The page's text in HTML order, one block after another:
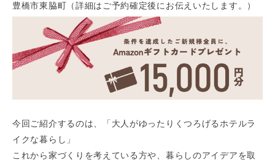
豊橋市東脇町（詳細はご予約確定後にお伝えいたします。）
今回ご紹介するのは、「大人がゆったりくつろげるホテルラ
イクな暮らし」
これから家づくりを考えている方や、暮らしのアイデアを取